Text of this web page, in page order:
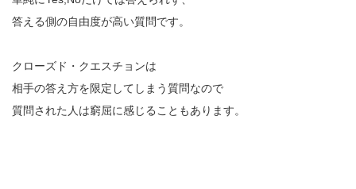
答える側の自由度が高い質問です。
クローズド・クエスチョンは
相手の答え方を限定してしまう質問なので
質問された人は窮屈に感じることもあります。